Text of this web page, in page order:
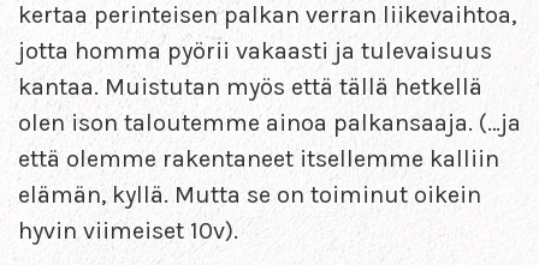
kertaa perinteisen palkan verran liikevaihtoa,
jotta homma pyörii vakaasti ja tulevaisuus
kantaa. Muistutan myös että tällä hetkellä
olen ison taloutemme ainoa palkansaaja. (…ja
että olemme rakentaneet itsellemme kalliin
elämän, kyllä. Mutta se on toiminut oikein
hyvin viimeiset 10v).